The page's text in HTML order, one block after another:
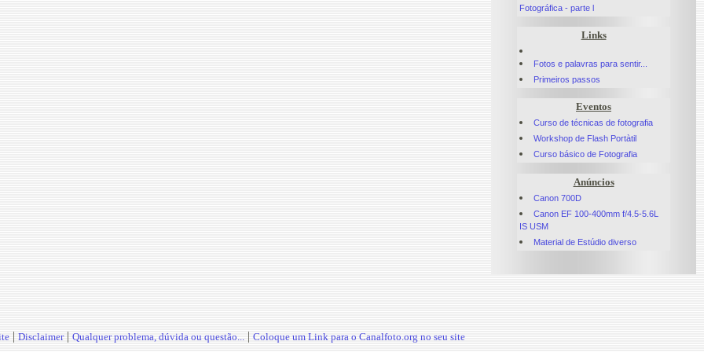
Fotográfica - parte l
Links
Fotos e palavras para sentir...
Primeiros passos
Eventos
Curso de técnicas de fotografia
Workshop de Flash Portàtil
Curso básico de Fotografia
Anúncios
Canon 700D
Canon EF 100-400mm f/4.5-5.6L
IS USM
Material de Estúdio diverso
| Disclaimer| Qualquer problema, dúvida ou questão... | Coloque um Link para o Canalfoto.org no seu site